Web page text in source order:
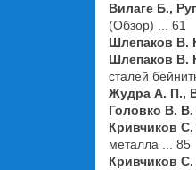
Вилаге Б.,
(Обзор) ... 61
Шлепаков В.
Шлепаков В.
сталей
Жудра А. П.,
Головко В. В.
Кривчиков
металла ... 85
Кривчиков